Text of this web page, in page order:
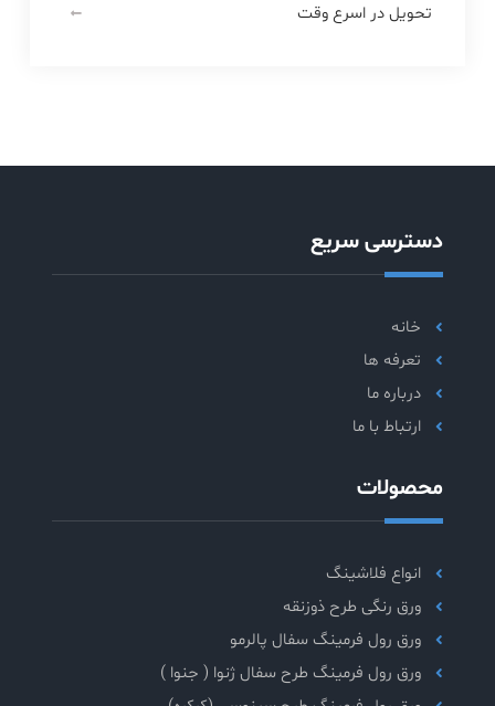
تحویل در اسرع وقت
دسترسی سریع
خانه
تعرفه ها
درباره ما
ارتباط با ما
محصولات
انواع فلاشینگ
ورق رنگی طرح ذوزنقه
ورق رول فرمینگ سفال پالرمو
ورق رول فرمینگ طرح سفال ژنوا ( جنوا )